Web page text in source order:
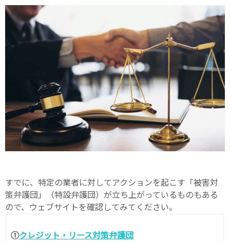
すでに、特定の業者に対してアクションを起こす「被害対
策弁護団」（特設弁護団）が立ち上がっているものもある
ので、ウェブサイトを確認してみてください。
①クレジット・リース対策弁護団